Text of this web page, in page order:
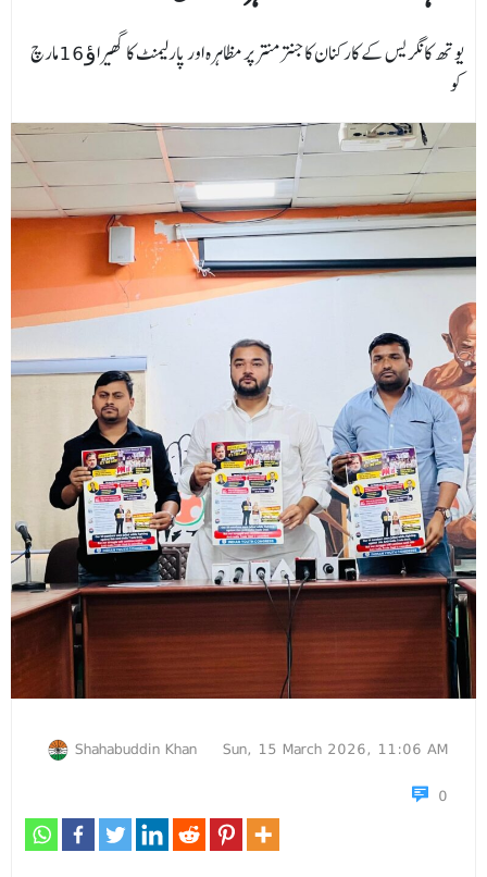
یوتھ کانگریس کے کارکنان کاجنتر منتر پر مظاہرہ اور پارلیمنٹ کا گھیراﺅ 16مارچ
کو
Shahabuddin Khan
Sun, 15 March 2026, 11:06 AM
0